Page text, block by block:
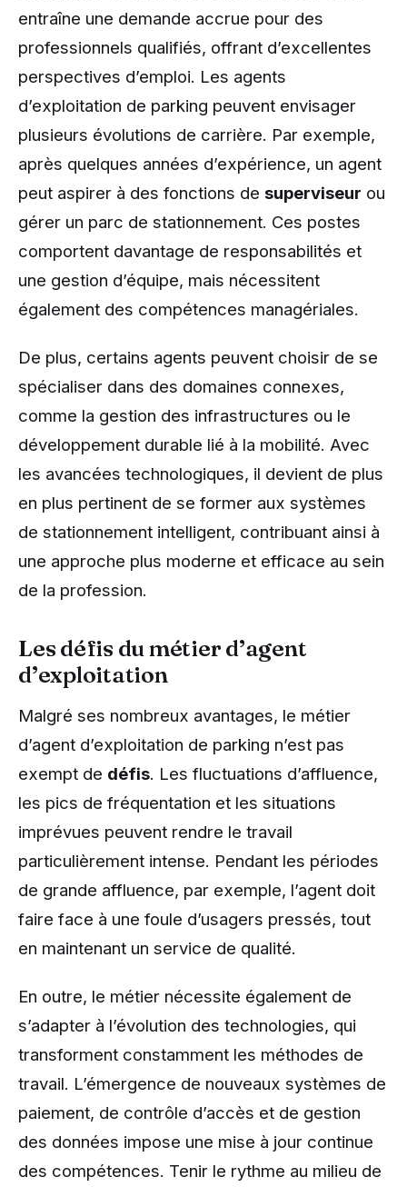
entraîne une demande accrue pour des
professionnels qualifiés, offrant d’excellentes
perspectives d’emploi. Les agents
d’exploitation de parking peuvent envisager
plusieurs évolutions de carrière. Par exemple,
après quelques années d’expérience, un agent
peut aspirer à des fonctions de superviseur ou
gérer un parc de stationnement. Ces postes
comportent davantage de responsabilités et
une gestion d’équipe, mais nécessitent
également des compétences managériales.
De plus, certains agents peuvent choisir de se
spécialiser dans des domaines connexes,
comme la gestion des infrastructures ou le
développement durable lié à la mobilité. Avec
les avancées technologiques, il devient de plus
en plus pertinent de se former aux systèmes
de stationnement intelligent, contribuant ainsi à
une approche plus moderne et efficace au sein
de la profession.
Les défis du métier d’agent
d’exploitation
Malgré ses nombreux avantages, le métier
d’agent d’exploitation de parking n’est pas
exempt de défis. Les fluctuations d’affluence,
les pics de fréquentation et les situations
imprévues peuvent rendre le travail
particulièrement intense. Pendant les périodes
de grande affluence, par exemple, l’agent doit
faire face à une foule d’usagers pressés, tout
en maintenant un service de qualité.
En outre, le métier nécessite également de
s’adapter à l’évolution des technologies, qui
transforment constamment les méthodes de
travail. L’émergence de nouveaux systèmes de
paiement, de contrôle d’accès et de gestion
des données impose une mise à jour continue
des compétences. Tenir le rythme au milieu de